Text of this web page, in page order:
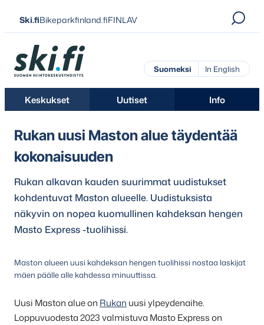
Siirry
suoraan
sisältöön
Ski.fiBikeparkfinland.fiFINLAV
Ski.fi
Suomeksi In English
Keskukset Uutiset Info
Rukan uusi Maston alue täydentää
kokonaisuuden
Rukan alkavan kauden suurimmat uudistukset
kohdentuvat Maston alueelle. Uudistuksista
näkyvin on nopea kuomullinen kahdeksan hengen
Masto Express -tuolihissi.
Maston alueen uusi kahdeksan hengen tuolihissi nostaa laskijat
mäen päälle alle kahdessa minuuttissa.
Uusi Maston alue on Rukan uusi ylpeydenaihe.
Loppuvuodesta 2023 valmistuva Masto Express on